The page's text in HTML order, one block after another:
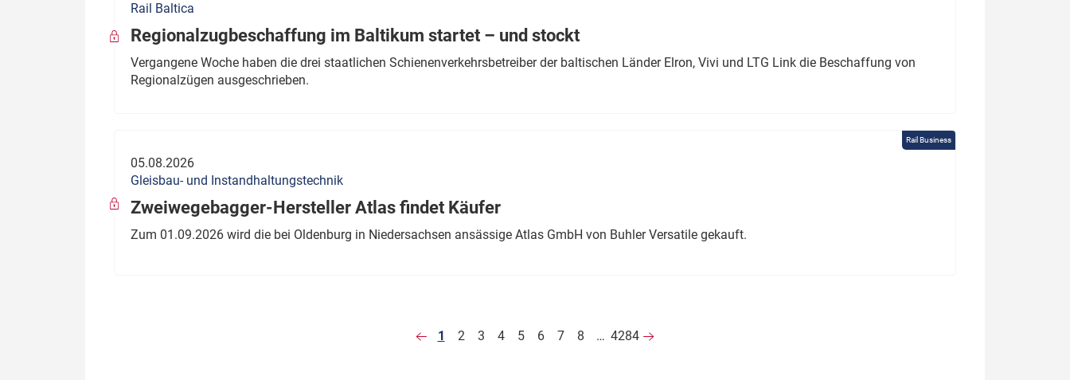
Rail Baltica
Regionalzugbeschaffung im Baltikum startet – und stockt
Vergangene Woche haben die drei staatlichen Schienenverkehrsbetreiber der baltischen Länder Elron, Vivi und LTG Link die Beschaffung von
Regionalzügen ausgeschrieben.
Rail Business
05.08.2026
Gleisbau- und Instandhaltungstechnik
Zweiwegebagger-Hersteller Atlas findet Käufer
Zum 01.09.2026 wird die bei Oldenburg in Niedersachsen ansässige Atlas GmbH von Buhler Versatile gekauft.
1 2 3 4 5 6 7 8 … 4284